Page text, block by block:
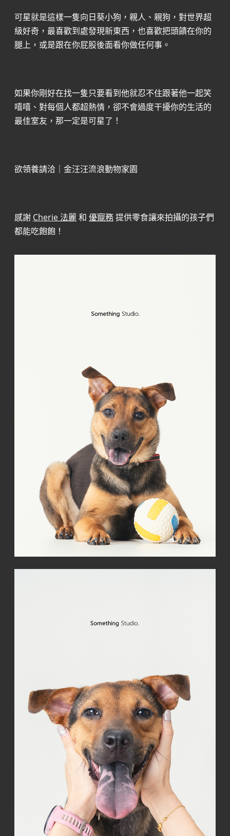
可星就是這樣一隻向日葵小狗，親人、親狗，對世界超
級好奇，最喜歡到處發現新東西，也喜歡把頭饋在你的
腿上，或是跟在你屁股後面看你做任何事。
如果你剛好在找一隻只要看到他就忍不住跟著他一起笑
嘻嘻、對每個人都超熱情，卻不會過度干擾你的生活的
最佳室友，那一定是可星了！
欲領養請洽｜金汪汪流浪動物家園
感謝 Cherie 法麗 和 優寵務提供零食讓來拍攝的孩子們
都能吃飽飽！